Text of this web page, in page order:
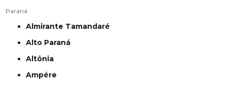
Paraná
Almirante Tamandaré
Alto Paraná
Altônia
Ampére